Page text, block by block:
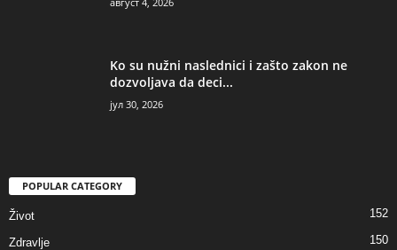
Ko su nužni naslednici i zašto zakon ne
dozvoljava da deci...
јул 30, 2026
POPULAR CATEGORY
Život 152
Zdravlje 150